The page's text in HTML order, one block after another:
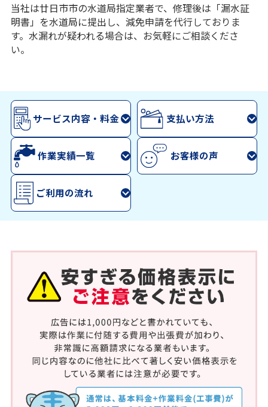
当社は廿日市市の水道局指定業者で、修理後は「漏水証
明書」を水道局に提出し、減免申請を代行しておりま
す。水漏れが疑われる場合は、お気軽にご相談くださ
い。
サービス内容・料金 支払い方法
作業実績一覧 お客様の声
ご利用の流れ